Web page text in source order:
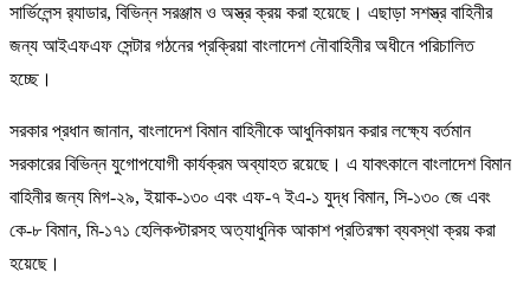
সার্ভিলেন্স র‌্যাডার, বিভিন্ন সরঞ্জাম ও অস্ত্র ক্রয় করা হয়েছে। এছাড়া সশস্ত্র বাহিনীর
জন্য আইএফএফ সেন্টার গঠনের প্রক্রিয়া বাংলাদেশ নৌবাহিনীর অধীনে পরিচালিত
হচ্ছে।
সরকার প্রধান জানান, বাংলাদেশ বিমান বাহিনীকে আধুনিকায়ন করার লক্ষ্যে বর্তমান
সরকারের বিভিন্ন যুগোপযোগী কার্যক্রম অব্যাহত রয়েছে। এ যাবৎকালে বাংলাদেশ বিমান
বাহিনীর জন্য মিগ-২৯, ইয়াক-১৩০ এবং এফ-৭ ইএ-১ যুদ্ধ বিমান, সি-১৩০ জে এবং
কে-৮ বিমান, মি-১৭১ হেলিকপ্টারসহ অত্যাধুনিক আকাশ প্রতিরক্ষা ব্যবস্থা ক্রয় করা
হয়েছে।